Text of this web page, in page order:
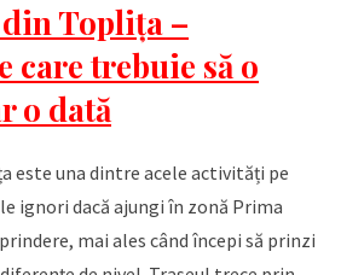
Toplița –
care trebuie să o
o dată
este una dintre acele activități pe
ignori dacă ajungi în zonă Prima
mai ales când începi să prinzi